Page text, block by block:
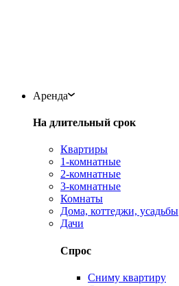
Аренда
На длительный срок
Квартиры
1-комнатные
2-комнатные
3-комнатные
Комнаты
Дома, коттеджи, усадьбы
Дачи
Спрос
Сниму квартиру